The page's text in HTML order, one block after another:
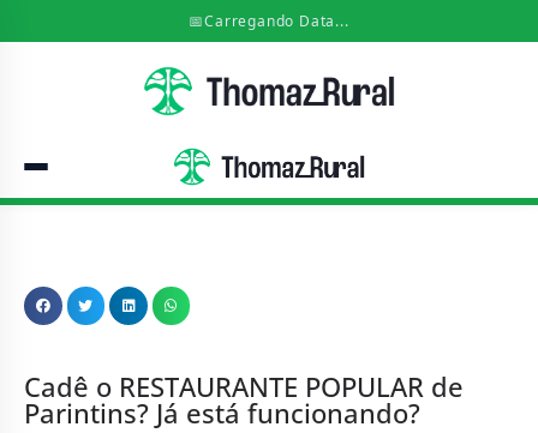
📅Carregando Data...
Cadê o RESTAURANTE POPULAR de
Parintins? Já está funcionando?